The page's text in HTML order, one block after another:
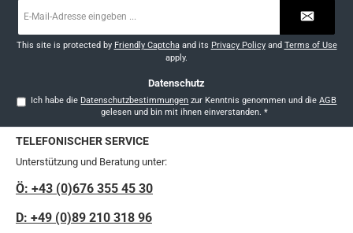
Mail-
*
This site is protected by Friendly Captchaand its Privacy Policyand Terms of Use
apply.
Datenschutz
Ich habe die Datenschutzbestimmungen zur Kenntnis genommen und dieAGB
gelesen und bin mit ihnen einverstanden. *
TELEFONISCHER SERVICE
Unterstützung und Beratung unter:
Ö: +43 (0)676 355 45 30
D: +49 (0)89 210 318 96